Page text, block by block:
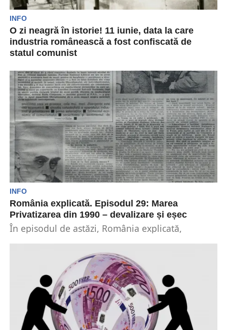
INFO
O zi neagră în istorie! 11 iunie, data la care
industria românească a fost confiscată de
statul comunist
119 a marcat tranziția României...
INFO
România explicată. Episodul 29: Marea
Privatizarea din 1990 – devalizare și eșec
În episodul de astăzi, România explicată,
procesul de privatizare...